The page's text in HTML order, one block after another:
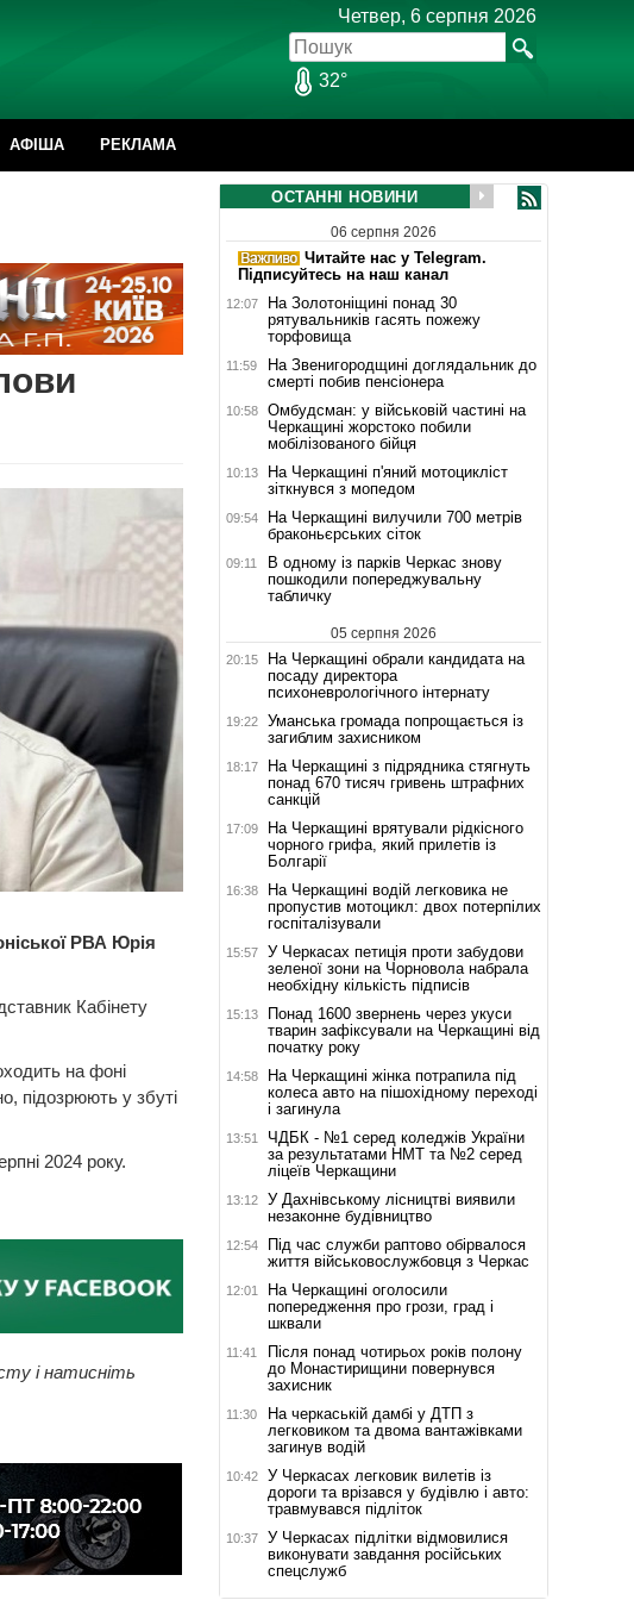
Четвер, 6 серпня 2026
32°
АФІША РЕКЛАМА
РВА Юрія
Кабінету
на фоні
підозрюють у збуті
2024 року.
і натисніть
ОСТАННІ НОВИНИ
06 серпня 2026
Читайте нас у Telegram.
Підписуйтесь на наш канал
12:07
На Золотоніщині понад 30
рятувальників гасять пожежу
торфовища
11:59
На Звенигородщині доглядальник до
смерті побив пенсіонера
10:58
Омбудсман: у військовій частині на
Черкащині жорстоко побили
мобілізованого бійця
10:13
На Черкащині п'яний мотоцикліст
зіткнувся з мопедом
09:54
На Черкащині вилучили 700 метрів
браконьєрських сіток
09:11
В одному із парків Черкас знову
пошкодили попереджувальну
табличку
05 серпня 2026
20:15
На Черкащині обрали кандидата на
посаду директора
психоневрологічного інтернату
19:22
Уманська громада попрощається із
загиблим захисником
18:17
На Черкащині з підрядника стягнуть
понад 670 тисяч гривень штрафних
санкцій
17:09
На Черкащині врятували рідкісного
чорного грифа, який прилетів із
Болгарії
16:38
На Черкащині водій легковика не
пропустив мотоцикл: двох потерпілих
госпіталізували
15:57
У Черкасах петиція проти забудови
зеленої зони на Чорновола набрала
необхідну кількість підписів
15:13
Понад 1600 звернень через укуси
тварин зафіксували на Черкащині від
початку року
14:58
На Черкащині жінка потрапила під
колеса авто на пішохідному переході
і загинула
13:51
ЧДБК - №1 серед коледжів України
за результатами НМТ та №2 серед
ліцеїв Черкащини
13:12
У Дахнівському лісництві виявили
незаконне будівництво
12:54
Під час служби раптово обірвалося
життя військовослужбовця з Черкас
12:01
На Черкащині оголосили
попередження про грози, град і
шквали
11:41
Після понад чотирьох років полону
до Монастирищини повернувся
захисник
11:30
На черкаській дамбі у ДТП з
легковиком та двома вантажівками
загинув водій
10:42
У Черкасах легковик вилетів із
дороги та врізався у будівлю і авто:
травмувався підліток
10:37
У Черкасах підлітки відмовилися
виконувати завдання російських
спецслужб